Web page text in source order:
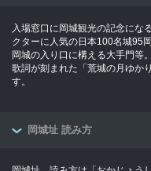
入場窓口に岡城観光の記念にな
クターに人気の日本100名城95
岡城の入り口に構える大手門等
歌詞が刻まれた「荒城の月ゆか
す。
岡城址 読み方